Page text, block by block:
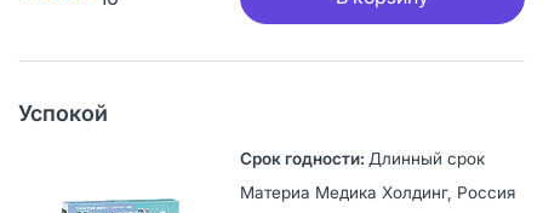
Успокой
Длинный срок
Материа Медика Холдинг, Россия